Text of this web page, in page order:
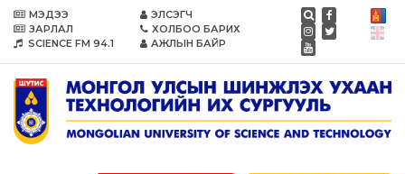
МЭДЭЭ
ЗАРЛАЛ
SCIENCE FM 94.1
ЭЛСЭГЧ
ХОЛБОО БАРИХ
АЖЛЫН БАЙР